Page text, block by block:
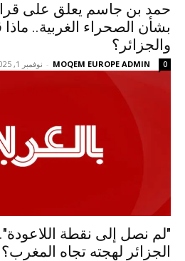
حمد بن جاسم يعلق على
بشأن الصحراء الغربية..
والجزائر؟
MOQEM EUROPE ADMIN
- نوفمبر 1, 2025 0
"لم نصل إلى نقطة
الجزائر لهجته تجاه المغرب؟